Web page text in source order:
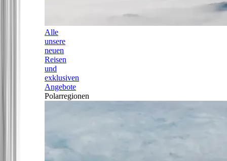
Alle
unsere
neuen
Reisen
und
exklusiven
Angebote
Polarregionen